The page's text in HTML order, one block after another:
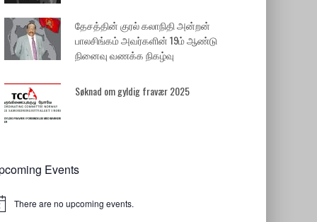
தேசத்தின் குரல் கலாநிதி அன்றன்
பாலசிங்கம் அவர்களின் 19ம் ஆண்டு
நினைவு வணக்க நிகழ்வு
Søknad om gyldig fravær 2025
Events
There are no upcoming events.